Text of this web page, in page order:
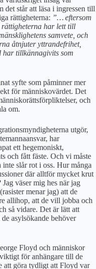
står att läsa i ingressen till
rättigheterna: ”… eftersom
har lett till
samvete, och
åtnjuter yttrandefrihet,
tillkännagivits som
syfte som påminner mer
för människovärdet. Det
och
om.
utgör,
har
ett hegemoniskt,
och fått fäste. Och vi måste
slår rot i oss. Hur många
där alltför mycket krut
väser mig hes när jag
menar jag) att de
allihop, att de vill jobba och
så vidare. Det är lätt att
asylsökande behöver
Floyd och människor
för anhängare till de
att göra tydligt att Floyd var